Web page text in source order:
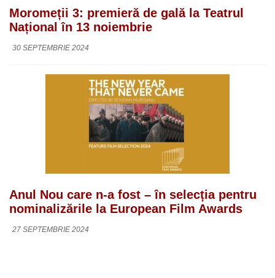
Moromeții 3: premieră de gală la Teatrul
Național în 13 noiembrie
30 SEPTEMBRIE 2024
Anul Nou care n-a fost – în selecția pentru
nominalizările la European Film Awards
27 SEPTEMBRIE 2024